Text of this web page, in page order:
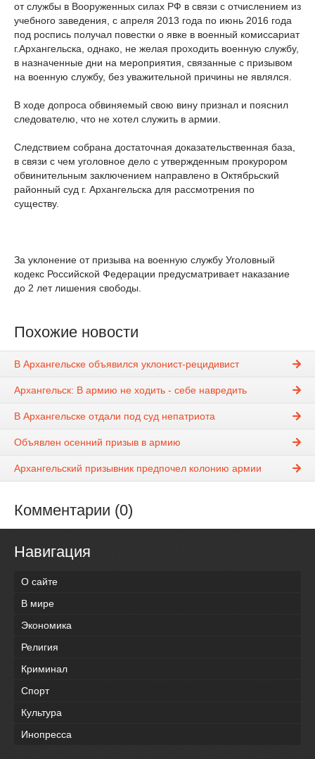
от службы в Вооруженных силах РФ в связи с отчислением из
учебного заведения, с апреля 2013 года по июнь 2016 года
под роспись получал повестки о явке в военный комиссариат
г.Архангельска, однако, не желая проходить военную службу,
в назначенные дни на мероприятия, связанные с призывом
на военную службу, без уважительной причины не являлся.
В ходе допроса обвиняемый свою вину признал и пояснил
следователю, что не хотел служить в армии.
Следствием собрана достаточная доказательственная база,
в связи с чем уголовное дело с утвержденным прокурором
обвинительным заключением направлено в Октябрьский
районный суд г. Архангельска для рассмотрения по
существу.
За уклонение от призыва на военную службу Уголовный
кодекс Российской Федерации предусматривает наказание
до 2 лет лишения свободы.
Похожие новости
В Архангельске объявился уклонист-рецидивист
Архангельск: В армию не ходить - себе навредить
В Архангельске отдали под суд непатриота
Объявлен осенний призыв в армию
Архангельский призывник предпочел колонию армии
Комментарии (0)
Навигация
О сайте
В мире
Экономика
Религия
Криминал
Спорт
Культура
Инопресса